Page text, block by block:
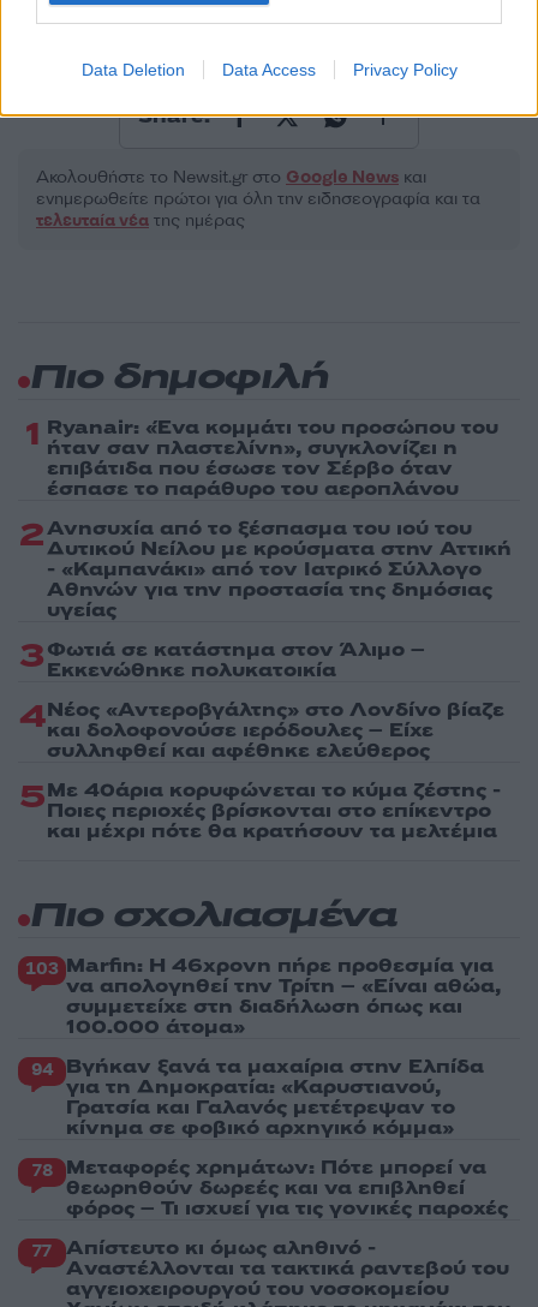
Data Deletion Data Access Privacy Policy
ΠΕΡΙΠΤΕΡΑ
ΦΟΡΟΛΟΓΗΣΗ
Share:
Ακολουθήστε το Νewsit.gr στο Google News και
ενημερωθείτε πρώτοι για όλη την ειδησεογραφία και τα
τελευταία νέα της ημέρας
Πιο δημοφιλή
1 Ryanair: «Ένα κομμάτι του προσώπου του
ήταν σαν πλαστελίνη», συγκλονίζει η
επιβάτιδα που έσωσε τον Σέρβο όταν
έσπασε το παράθυρο του αεροπλάνου
2Ανησυχία από το ξέσπασμα του ιού του
Δυτικού Νείλου με κρούσματα στην Αττική
- «Καμπανάκι» από τον Ιατρικό Σύλλογο
Αθηνών για την προστασία της δημόσιας
υγείας
3Φωτιά σε κατάστημα στον Άλιμο –
Εκκενώθηκε πολυκατοικία
4Νέος «Αντεροβγάλτης» στο Λονδίνο βίαζε
και δολοφονούσε ιερόδουλες – Είχε
συλληφθεί και αφέθηκε ελεύθερος
5Με 40άρια κορυφώνεται το κύμα ζέστης -
Ποιες περιοχές βρίσκονται στο επίκεντρο
και μέχρι πότε θα κρατήσουν τα μελτέμια
Πιο σχολιασμένα
103 Marfin: Η 46χρονη πήρε προθεσμία για
να απολογηθεί την Τρίτη – «Είναι αθώα,
συμμετείχε στη διαδήλωση όπως και
100.000 άτομα»
94 Βγήκαν ξανά τα μαχαίρια στην Ελπίδα
για τη Δημοκρατία: «Καρυστιανού,
Γρατσία και Γαλανός μετέτρεψαν το
κίνημα σε φοβικό αρχηγικό κόμμα»
78 Μεταφορές χρημάτων: Πότε μπορεί να
θεωρηθούν δωρεές και να επιβληθεί
φόρος – Τι ισχυεί για τις γονικές παροχές
77 Απίστευτο κι όμως αληθινό -
Aναστέλλονται τα τακτικά ραντεβού του
αγγειοχειρουργού του νοσοκομείου